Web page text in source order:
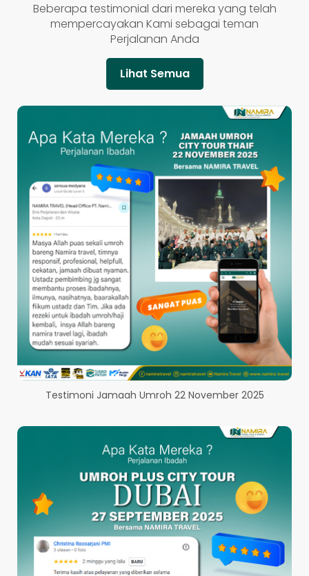
Beberapa testimonial dari mereka yang telah
mempercayakan Kami sebagai teman
Perjalanan Anda
Lihat Semua
PERBESAR GAMBAR
Testimoni Jamaah Umroh 22 November 2025